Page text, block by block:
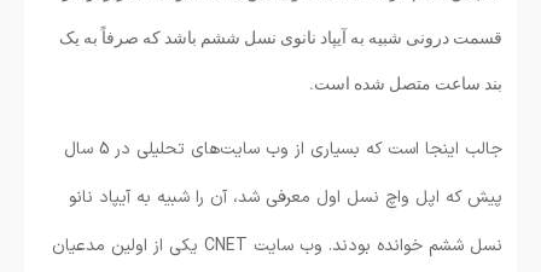
قسمت درونی شبیه به آیپاد نانوی نسل ششم باشد که صرفاً به یک
بند ساعت متصل شده است.
جالب اینجا است که بسیاری از وب سایت‌های تحلیلی در 5 سال
پیش که اپل واچ نسل اول معرفی شد، آن را شبیه به آیپاد نانو
نسل ششم خوانده بودند. وب سایت CNET یکی از اولین مدعیان